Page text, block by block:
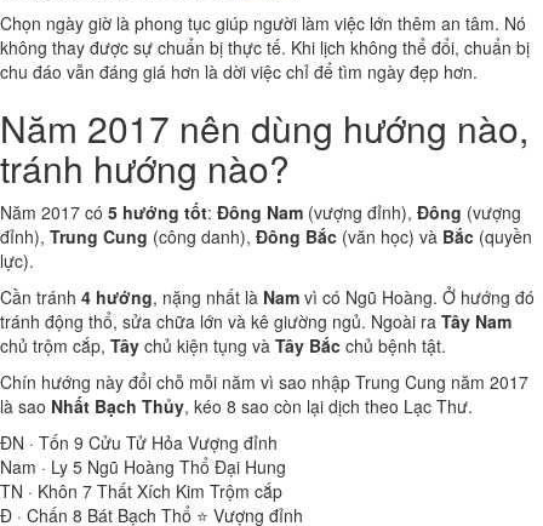
Chọn ngày giờ là phong tục giúp người làm việc lớn thêm an tâm. Nó
không thay được sự chuẩn bị thực tế. Khi lịch không thể đổi, chuẩn bị
chu đáo vẫn đáng giá hơn là dời việc chỉ để tìm ngày đẹp hơn.
Năm 2017 nên dùng hướng nào,
tránh hướng nào?
Năm 2017 có 5 hướng tốt: Đông Nam (vượng đỉnh), Đông (vượng
đỉnh), Trung Cung (công danh), Đông Bắc (văn học) và Bắc (quyền
lực).
Cần tránh 4 hướng, nặng nhất là Nam vì có Ngũ Hoàng. Ở hướng đó
tránh động thổ, sửa chữa lớn và kê giường ngủ. Ngoài ra Tây Nam
chủ trộm cắp, Tây chủ kiện tụng và Tây Bắc chủ bệnh tật.
Chín hướng này đổi chỗ mỗi năm vì sao nhập Trung Cung năm 2017
là sao Nhất Bạch Thủy, kéo 8 sao còn lại dịch theo Lạc Thư.
ĐN · Tốn 9 Cửu Tử Hỏa Vượng đỉnh
Nam · Ly 5 Ngũ Hoàng Thổ Đại Hung
TN · Khôn 7 Thất Xích Kim Trộm cắp
Đ · Chấn 8 Bát Bạch Thổ ⭐ Vượng đỉnh